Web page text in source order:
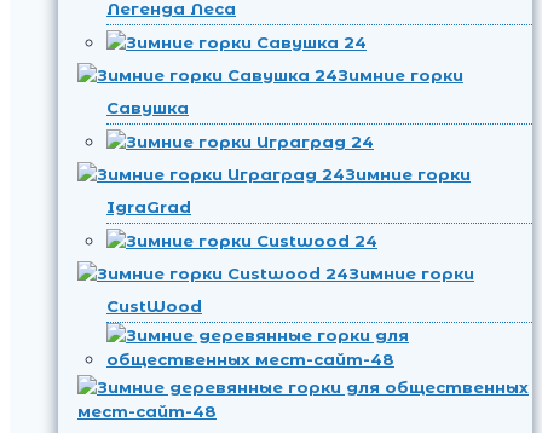
Легенда Леса
Зимние горки
Савушка
Зимние горки
IgraGrad
Зимние горки
CustWood